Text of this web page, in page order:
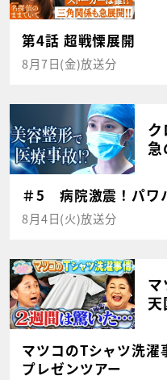
第4話 超戦慄展開
8月7日(金)放送分
急
＃5 病院激震！パワ
8月4日(火)放送分
天
マツコのTシャツ洗濯
プレゼンツアー